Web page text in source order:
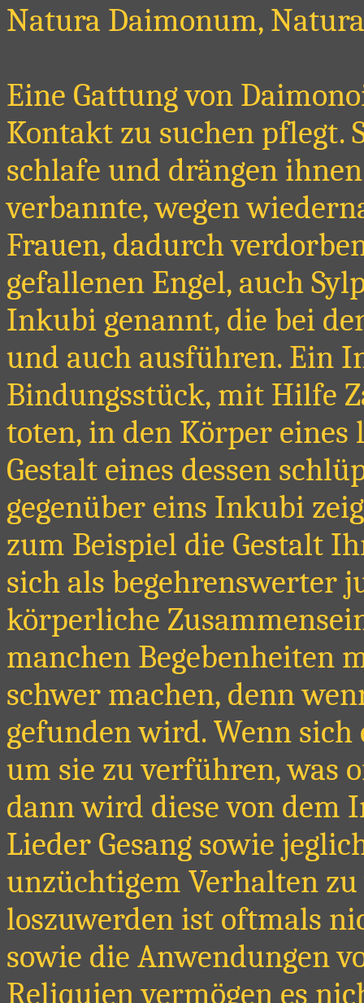
Natura Daimonum,
Eine Gattung von
Kontakt zu suchen pflegt.
schlafe und drängen
verbannte, wegen
Frauen, dadurch
gefallenen Engel, auch
Inkubi genannt, die bei
und auch ausführen. Ein
Bindungsstück, mit Hilfe
toten, in den Körper
Gestalt eines dessen
gegenüber eins Inkubi
zum Beispiel die Gestalt
sich als begehrenswerter
körperliche
manchen Begebenheiten
schwer machen, denn
gefunden wird. Wenn
um sie zu verführen, was
dann wird diese von dem
Lieder Gesang sowie
unzüchtigem Verhalten
loszuwerden ist oftmals
sowie die Anwendungen
Reliquien vermögen es